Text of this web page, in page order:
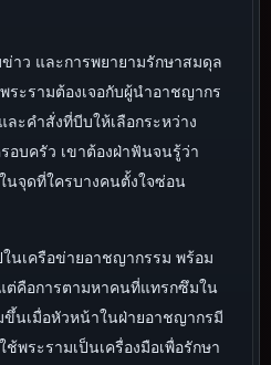
ข่าว และการพยายามรักษาสมดุล
ะรามต้องเจอกับผู้นำอาชญากร
ะคำสั่งที่บีบให้เลือกระหว่าง
อบครัว เขาต้องฝ่าฟันจนรู้ว่า
นจุดที่ใครบางคนตั้งใจซ่อน
นเครือข่ายอาชญากรรม พร้อม
ต่คือการตามหาคนที่แทรกซึมใน
นเมื่อหัวหน้าในฝ่ายอาชญากรมี
พระรามเป็นเครื่องมือเพื่อรักษา